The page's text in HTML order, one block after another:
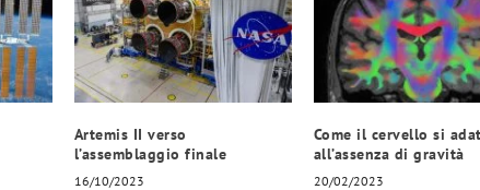
Artemis II verso
l’assemblaggio finale
16/10/2023
Come il cervello si
all’assenza di gravità
20/02/2023